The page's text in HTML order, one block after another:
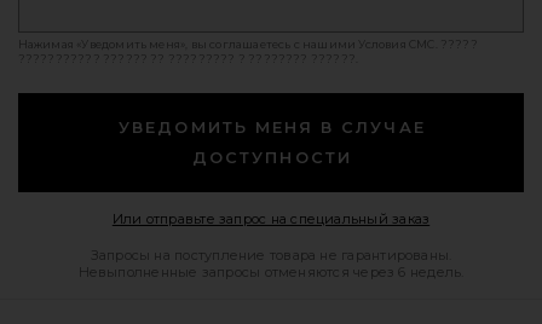
Нажимая «Уведомить меня», вы соглашаетесь с нашими Условия СМС
УВЕДОМИТЬ МЕНЯ В СЛУЧАЕ
ДОСТУПНОСТИ
Или отправьте запрос на специальный заказ
Запросы на поступление товара не гарантированы.
Невыполненные запросы отменяются через 6 недель.